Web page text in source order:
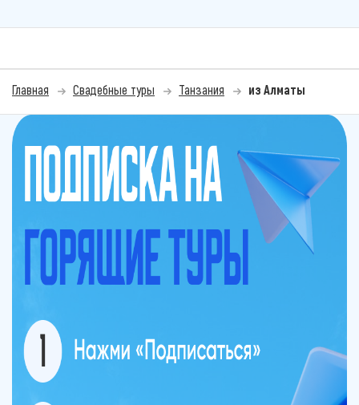
Главная Свадебные туры Танзания из Алматы